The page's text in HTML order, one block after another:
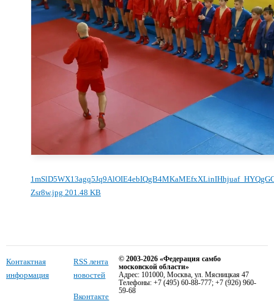
Zsr8w.jpg 201.48 KB
Контактная
информация
RSS лента
новостей
Вконтакте
© 2003-2026 «Федерация самбо
московской области»
Адрес: 101000, Москва, ул. Мясницкая 47
Телефоны: +7 (495) 60-88-777; +7 (926) 960-
59-68